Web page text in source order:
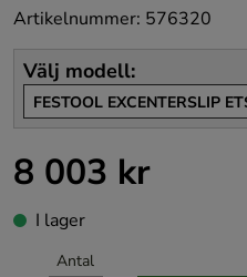
Artikelnummer: 576320
Välj modell:
FESTOOL EXCENTERSLIP
Pris :8 003 kr
8 003 kr
I lager
Antal